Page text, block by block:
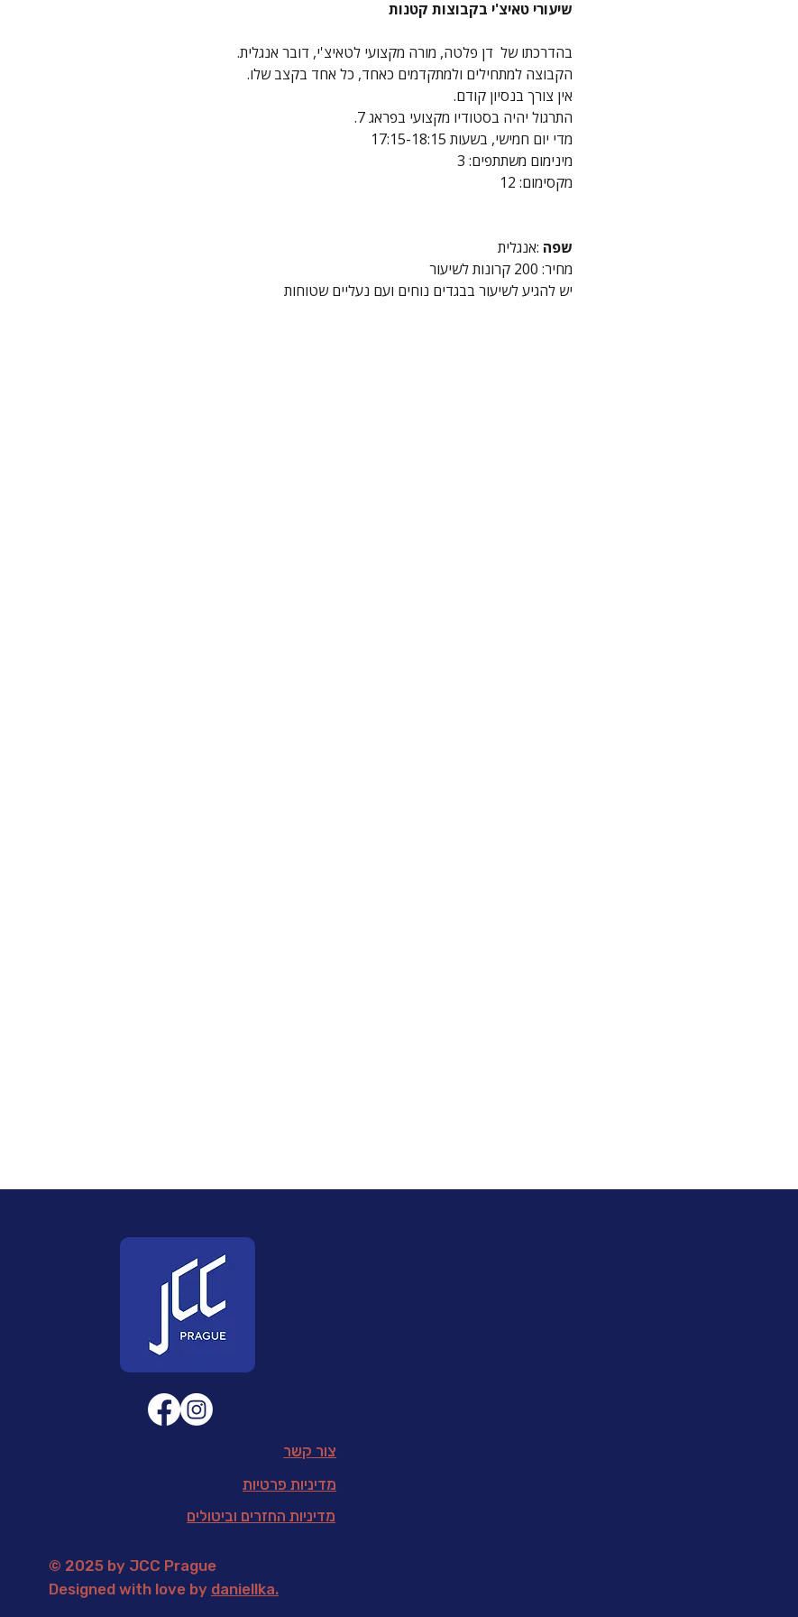
שיעורי טאיצ'י בקבוצות קטנות
בהדרכתו של  דן פלטה, מורה מקצועי לטאיצ'י, דובר אנגלית.
הקבוצה למתחילים ולמתקדמים כאחד, כל אחד בקצב שלו.
אין צורך בנסיון קודם.
התרגול יהיה בסטודיו מקצועי בפראג 7.
מדי יום חמישי, בשעות 17:15-18:15
מינימום משתתפים: 3
מקסימום: 12
שפה :אנגלית
מחיר: 200 קרונות לשיעור
יש להגיע לשיעור בבגדים נוחים ועם נעליים שטוחות
צור קשר
מדיניות פרטיות
מדיניות החזרים וביטולים
© 2025 by JCC Prague
Designed with love by daniellka.